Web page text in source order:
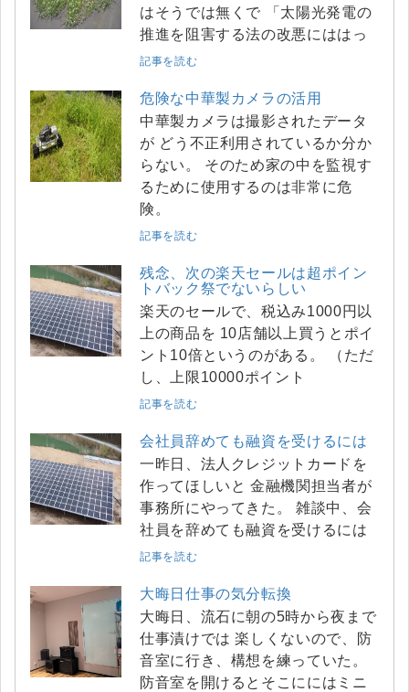
はそうでは無くで 「太陽光発電の
推進を阻害する法の改悪にははっ
記事を読む
危険な中華製カメラの活用
中華製カメラは撮影されたデータ
が どう不正利用されているか分か
らない。 そのため家の中を監視す
るために使用するのは非常に危
険。
記事を読む
残念、次の楽天セールは超ポイン
トバック祭でないらしい
楽天のセールで、税込み1000円以
上の商品を 10店舗以上買うとポイ
ント10倍というのがある。 （ただ
し、上限10000ポイント
記事を読む
会社員辞めても融資を受けるには
一昨日、法人クレジットカードを
作ってほしいと 金融機関担当者が
事務所にやってきた。 雑談中、会
社員を辞めても融資を受けるには
記事を読む
大晦日仕事の気分転換
大晦日、流石に朝の5時から夜まで
仕事漬けでは 楽しくないので、防
音室に行き、構想を練っていた。
防音室を開けるとそこににはミニ